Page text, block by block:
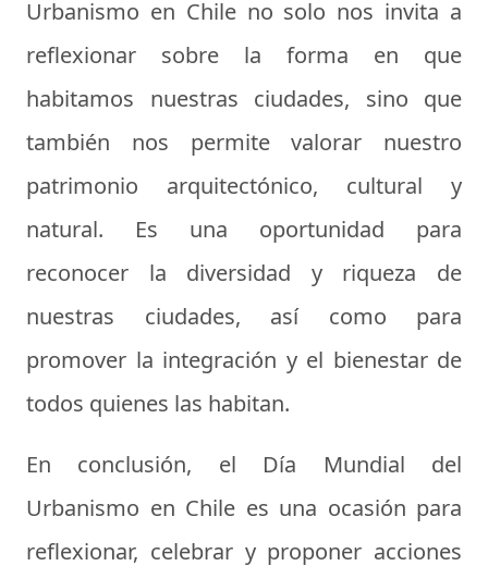
Urbanismo en Chile no solo nos invita a
reflexionar sobre la forma en que
habitamos nuestras ciudades, sino que
también nos permite valorar nuestro
patrimonio arquitectónico, cultural y
natural. Es una oportunidad para
reconocer la diversidad y riqueza de
nuestras ciudades, así como para
promover la integración y el bienestar de
todos quienes las habitan.
En conclusión, el Día Mundial del
Urbanismo en Chile es una ocasión para
reflexionar, celebrar y proponer acciones